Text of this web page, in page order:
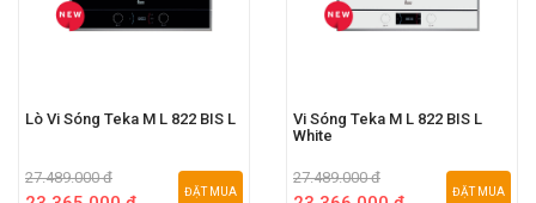
Lò Vi Sóng Teka M L 822 BIS L
27.489.000 đ
ĐẶT MUA
Vi Sóng Teka M L 822 BIS L
White
27.489.000 đ
ĐẶT MUA